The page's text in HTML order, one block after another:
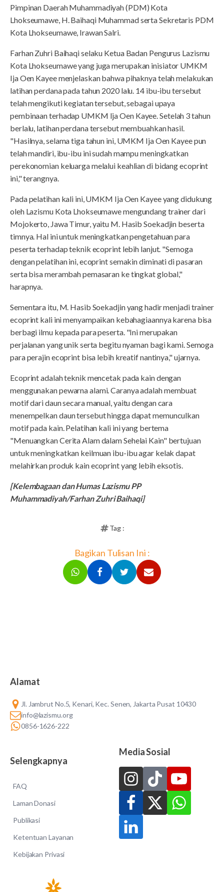
Pimpinan Daerah Muhammadiyah (PDM) Kota
Lhokseumawe, H. Baihaqi Muhammad serta Sekretaris PDM
Kota Lhokseumawe, Irawan Salri.
Farhan Zuhri Baihaqi selaku Ketua Badan Pengurus Lazismu
Kota Lhokseumawe yang juga merupakan inisiator UMKM
Ija Oen Kayee menjelaskan bahwa pihaknya telah melakukan
latihan perdana pada tahun 2020 lalu. 14 ibu-ibu tersebut
telah mengikuti kegiatan tersebut, sebagai upaya
pembinaan terhadap UMKM Ija Oen Kayee. Setelah 3 tahun
berlalu, latihan perdana tersebut membuahkan hasil.
"Hasilnya, selama tiga tahun ini, UMKM Ija Oen Kayee pun
telah mandiri, ibu-ibu ini sudah mampu meningkatkan
perekonomian keluarga melalui keahlian di bidang ecoprint
ini," terangnya.
Pada pelatihan kali ini, UMKM Ija Oen Kayee yang didukung
oleh Lazismu Kota Lhokseumawe mengundang trainer dari
Mojokerto, Jawa Timur, yaitu M. Hasib Soekadjin beserta
timnya. Hal ini untuk meningkatkan pengetahuan para
peserta terhadap teknik ecoprint lebih lanjut. "Semoga
dengan pelatihan ini, ecoprint semakin diminati di pasaran
serta bisa merambah pemasaran ke tingkat global,"
harapnya.
Sementara itu, M. Hasib Soekadjin yang hadir menjadi trainer
ecoprint kali ini menyampaikan kebahagiaannya karena bisa
berbagi ilmu kepada para peserta. "Ini merupakan
perjalanan yang unik serta begitu nyaman bagi kami. Semoga
para perajin ecoprint bisa lebih kreatif nantinya," ujarnya.
Ecoprint adalah teknik mencetak pada kain dengan
menggunakan pewarna alami. Caranya adalah membuat
motif dari daun secara manual, yaitu dengan cara
menempelkan daun tersebut hingga dapat memunculkan
motif pada kain. Pelatihan kali ini yang bertema
"Menuangkan Cerita Alam dalam Sehelai Kain" bertujuan
untuk meningkatkan keilmuan ibu-ibu agar kelak dapat
melahirkan produk kain ecoprint yang lebih eksotis.
[Kelembagaan dan Humas Lazismu PP
Muhammadiyah/Farhan Zuhri Baihaqi]
Tag :
Bagikan Tulisan Ini :
Alamat
Jl. Jambrut No.5, Kenari, Kec. Senen, Jakarta Pusat 10430
info@lazismu.org
0856-1626-222
Selengkapnya
FAQ
Laman Donasi
Publikasi
Ketentuan Layanan
Kebijakan Privasi
Media Sosial